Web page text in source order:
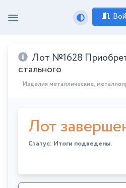
Лот №1628
стального
Изделия металлические,
Лот
Статус: Итоги подведены.